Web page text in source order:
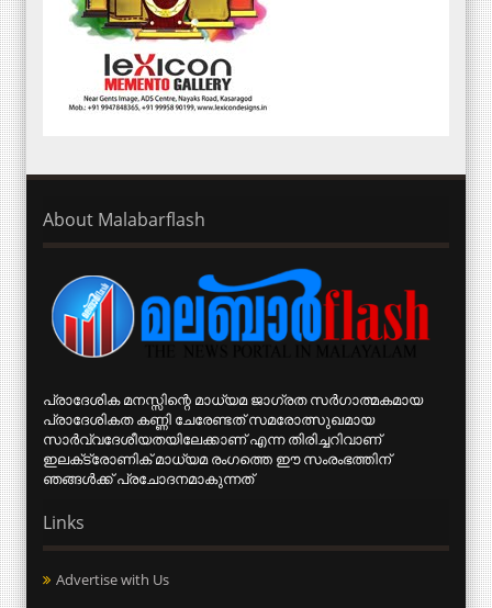
About Malabarflash
പ്രാദേശിക മനസ്സിന്റെ മാധ്യമ ജാഗ്രത സര്‍ഗാത്മകമായ
പ്രാദേശികത കണ്ണി ചേരേണ്ടത് സമരോത്സുഖമായ
സാര്‍വ്വദേശീയതയിലേക്കാണ് എന്ന തിരിച്ചറിവാണ്
ഇലക്‌ട്രോണിക് മാധ്യമ രംഗത്തെ ഈ സംരംഭത്തിന്
ഞങ്ങള്‍ക്ക് പ്രചോദനമാകുന്നത്
Links
Advertise with Us